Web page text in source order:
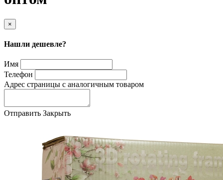
×
Нашли дешевле?
Имя
Телефон
Адрес страницы с аналогичным товаром
Отправить Закрыть